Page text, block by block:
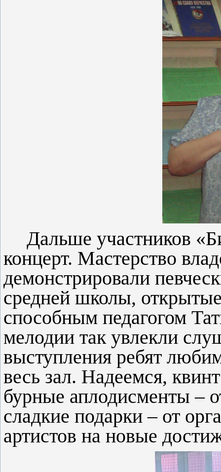
Дальше участников
концерт. Мастерство
демонстрировали
средней школы,
способным педагогом
мелодии так увлекли
выступления ребят
весь зал. Надеемся,
бурные аплодисменты –
сладкие подарки – от
артистов на новые